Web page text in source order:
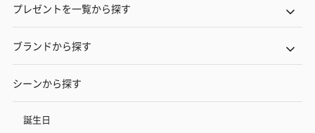
プレゼントを一覧から探す
ブランドから探す
シーンから探す
誕生日